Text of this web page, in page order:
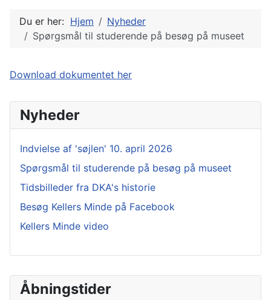
Åbningstider
Du er her: Hjem
Nyheder
Spørgsmål til studerende på besøg på museet
Download dokumentet her
Nyheder
Indvielse af 'søjlen' 10. april 2026
Spørgsmål til studerende på besøg på museet
Tidsbilleder fra DKA's historie
Besøg Kellers Minde på Facebook
Kellers Minde video